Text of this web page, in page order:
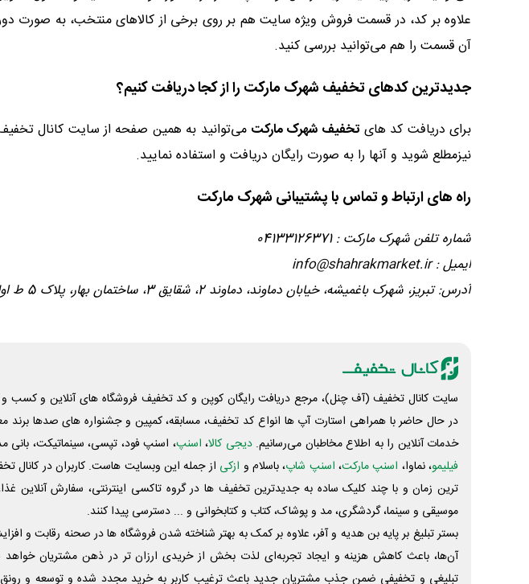
علاوه بر کد، در قسمت فروش ویژه سایت هم بر روی برخی از کالاهای منتخب، به
آن قسمت را هم می‌توانید بررسی کنید.
جدیدترین کدهای تخفیف شهرک مارکت را از کجا دریافت کنیم؟
برای دریافت کد های تخفیف شهرک مارکت می‌توانید به همین صفحه از سایت کانال
نیزمطلع شوید و آنها را به صورت رایگان دریافت و استفاده نمایید.
راه های ارتباط و تماس با پشتیبانی شهرک مارکت
شماره تلفن شهرک مارکت : 04133126371
ایمیل : info@shahrakmarket.ir
آدرس: تبریز، شهرک باغمیشه، خیابان دماوند، دماوند 2، شقایق 3، ساختمان بهار، پلاک 5 ط اول
سایت کانال تخفیف (آف چنل)، مرجع دریافت رایگان کوپن و کد تخفیف فروشگاه های آنلاین و کسب و‌
در حال حاضر با همراهی استارت آپ ها انواع کد تخفیف، مسابقه، کمپین و جشنواره های صدها برند
خدمات آنلاین را به اطلاع مخاطبان می‌رسانیم. دیجی کالا، اسنپ، اسنپ فود، تپسی، سینماتیکت، بانی
فیلیمو، نماوا، اسنپ مارکت، اسنپ شاپ، باسلام و ازکی از جمله این وبسایت ‌هاست. کاربران در کانال
ترین زمان و با چند کلیک ساده به جدیدترین تخفیف ها در گروه تاکسی اینترنتی، سفارش آنلاین غذا،
موسیقی و سینما، گردشگری، مد و پوشاک، کتاب و کتابخوانی و ... دسترسی پیدا کنند.
بستر تبلیغ بر پایه بن هدیه و آفر، علاوه بر کمک به بهتر شناخته شدن فروشگاه ها در صحنه رقابت و
آن‌ها، باعث کاهش هزینه و ایجاد تجربه‌ای لذت بخش از خریدی ارزان تر در ذهن مشتریان
تبلیغی و تخفیفی ضمن جذب مشتریان جدید باعث ترغیب کاربر به خرید مجدد شده و توسعه و